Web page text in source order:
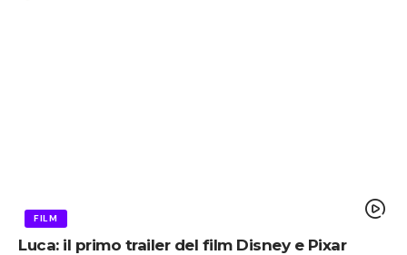
FILM
Luca: il primo trailer del film Disney e Pixar